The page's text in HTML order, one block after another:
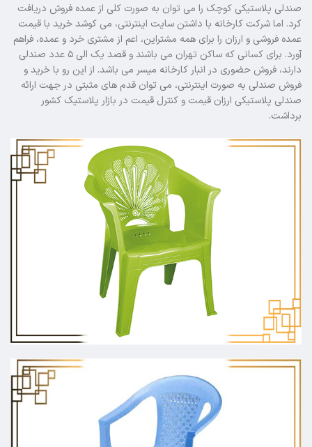
صندلی پلاستیکی کوچک را می توان به صورت کلی از عمده فروش دریافت
کرد. اما شرکت کارخانه با داشتن سایت اینترنتی، می کوشد خرید با قیمت
عمده فروشی و ارزان را برای همه مشتراین، اعم از مشتری خرد و عمده، فراهم
آورد. برای کسانی که ساکن تهران می باشند و قصد یک الی ۵ عدد صندلی
دارند، فروش حضوری در انبار کارخانه میسر می باشد. از این رو با خرید و
فروش صندلی به صورت اینترنتی، می توان قدم های مثبتی در جهت ارائه
صندلی پلاستیکی ارزان قیمت و کنترل قیمت در بازار پلاستیک کشور
برداشت.